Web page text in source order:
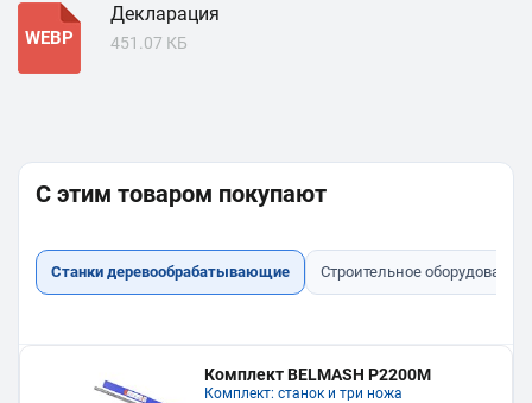
WEBP
Декларация
451.07 КБ
С этим товаром покупают
Станки деревообрабатывающие Строительное оборудование
Комплект BELMASH P2200M
Комплект: станок и три ножа